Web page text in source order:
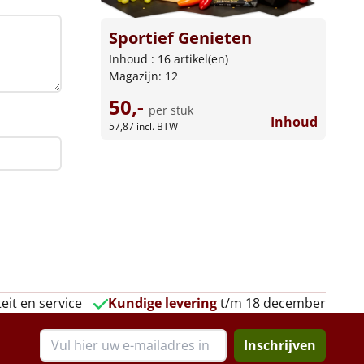
Sportief Genieten
Inhoud : 16 artikel(en)
Magazijn: 12
50,- per stuk
57,87 incl. BTW Inhoud
en service Kundige leveringt/m 18 december
Inschrijven